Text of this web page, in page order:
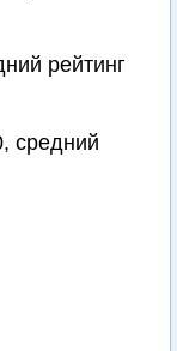
рейтинг
средний